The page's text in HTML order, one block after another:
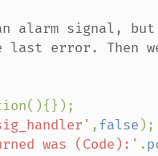
alarm signal,
last error. Then
,false );
was (Code):' .